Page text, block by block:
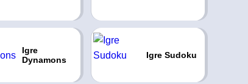
Igre
Dynamons
Igre Sudoku